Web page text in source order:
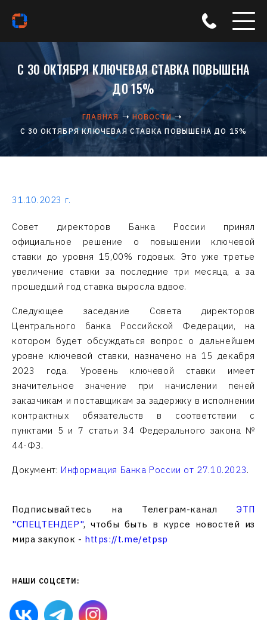
С 30 ОКТЯБРЯ КЛЮЧЕВАЯ СТАВКА ПОВЫШЕНА
ДО 15%
ГЛАВНАЯ
НОВОСТИ
С 30 ОКТЯБРЯ КЛЮЧЕВАЯ СТАВКА ПОВЫШЕНА ДО 15%
31.10.2023 г.
Совет директоров Банка России принял
официальное решение о повышении ключевой
ставки до уровня 15,00% годовых. Это уже третье
увеличение ставки за последние три месяца, а за
прошедший год ставка выросла вдвое.
Следующее заседание Совета директоров
Центрального банка Российской Федерации, на
котором будет обсуждаться вопрос о дальнейшем
уровне ключевой ставки, назначено на 15 декабря
2023 года. Уровень ключевой ставки имеет
значительное значение при начислении пеней
заказчикам и поставщикам за задержку в исполнении
контрактных обязательств в соответствии с
пунктами 5 и 7 статьи 34 Федерального закона №
44-ФЗ.
Документ: Информация Банка России от 27.10.2023.
Подписывайтесь на Телеграм-каналЭТП
"СПЕЦТЕНДЕР", чтобы быть в курсе новостей из
мира закупок - https://t.me/etpsp
НАШИ СОЦСЕТИ: